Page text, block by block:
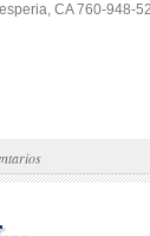
CA 760-948-